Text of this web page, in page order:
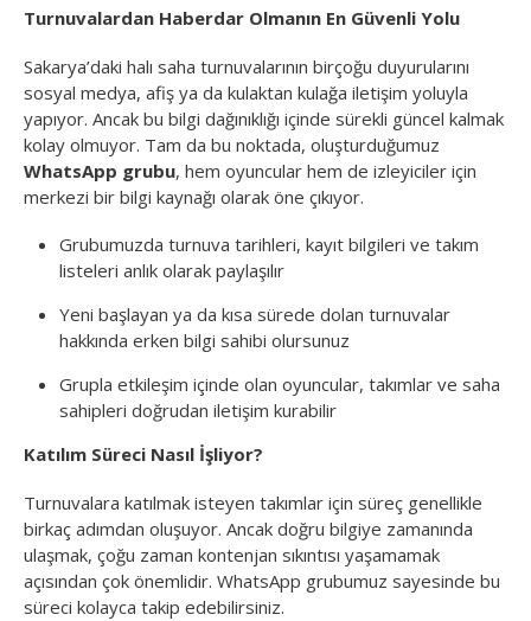
Turnuvalardan Haberdar Olmanın En Güvenli Yolu
Sakarya’daki halı saha turnuvalarının birçoğu duyurularını
sosyal medya, afiş ya da kulaktan kulağa iletişim yoluyla
yapıyor. Ancak bu bilgi dağınıklığı içinde sürekli güncel kalmak
kolay olmuyor. Tam da bu noktada, oluşturduğumuz
WhatsApp grubu, hem oyuncular hem de izleyiciler için
merkezi bir bilgi kaynağı olarak öne çıkıyor.
Grubumuzda turnuva tarihleri, kayıt bilgileri ve takım
listeleri anlık olarak paylaşılır
Yeni başlayan ya da kısa sürede dolan turnuvalar
hakkında erken bilgi sahibi olursunuz
Grupla etkileşim içinde olan oyuncular, takımlar ve saha
sahipleri doğrudan iletişim kurabilir
Katılım Süreci Nasıl İşliyor?
Turnuvalara katılmak isteyen takımlar için süreç genellikle
birkaç adımdan oluşuyor. Ancak doğru bilgiye zamanında
ulaşmak, çoğu zaman kontenjan sıkıntısı yaşamamak
açısından çok önemlidir. WhatsApp grubumuz sayesinde bu
süreci kolayca takip edebilirsiniz.